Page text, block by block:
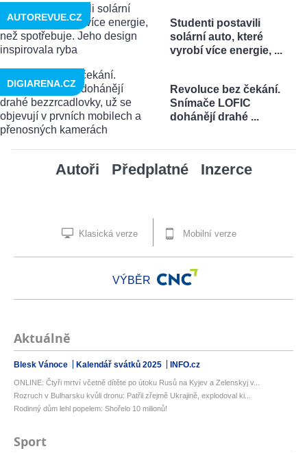
Studenti postavili
solární auto, které
vyrobí více energie, ...
AUTOREVUE.CZ
Revoluce bez čekání.
Snímače LOFIC
dohánějí drahé ...
DIGIARENA.CZ
Autoři Předplatné Inzerce
Klasická verze Mobilní verze
VÝBĚR
Aktuálně
Blesk Vánoce Kalendář svátků 2025 INFO.cz
ONLINE: Čtyři mrtví včetně dítěte po útoku Rusů na Kyjev a Zelenskyj v...
Rozruch v Bulharsku kvůli dronu: Patřil zřejmě Ukrajině, explodoval ki...
Rodinný dům lehl popelem: Shořelo 10 milionů!
Sport